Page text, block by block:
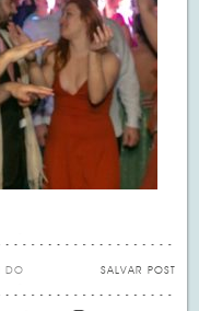
SALVAR POST
DO